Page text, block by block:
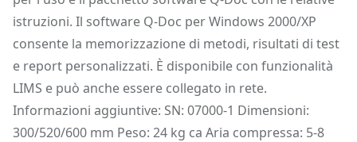
istruzioni. Il software Q-Doc per Windows 2000/XP
consente la memorizzazione di metodi, risultati di test
e report personalizzati. È disponibile con funzionalità
LIMS e può anche essere collegato in rete.
Informazioni aggiuntive: SN: 07000-1 Dimensioni:
300/520/600 mm Peso: 24 kg ca Aria compressa: 5-8